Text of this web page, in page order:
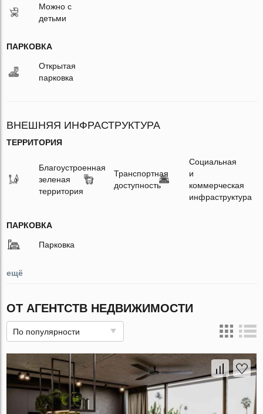
Можно с
детьми
ПАРКОВКА
Открытая
парковка
ВНЕШНЯЯ ИНФРАСТРУКТУРА
ТЕРРИТОРИЯ
Благоустроенная
зеленая
территория
Транспортная
доступность
Социальная
и
коммерческая
инфраструктура
ПАРКОВКА
Парковка
ещё
ОТ АГЕНТСТВ НЕДВИЖИМОСТИ
По популярности